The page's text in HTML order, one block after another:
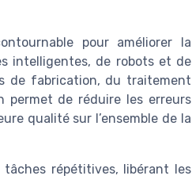
pour améliorer la
intelligentes, de robots et de
de fabrication, du traitement
permet de réduire les erreurs
qualité sur l’ensemble de la
répétitives, libérant les